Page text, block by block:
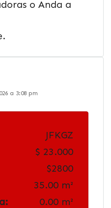
o Anda a
a 3:08 pm
JFKGZ
$ 23.000
$2800
35.00 m²
0.00 m²